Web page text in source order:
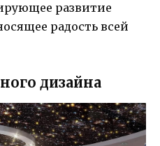
развитие
радость всей
дизайна